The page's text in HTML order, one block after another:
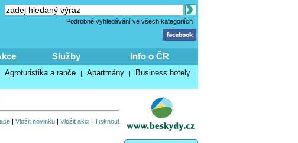
Podrobné vyhledávání ve všech kategoriích
Služby Info o ČR
Agroturistika a ranče | Apartmány | Business hotely
| Vložit novinku| Vložit akci| Tisknout